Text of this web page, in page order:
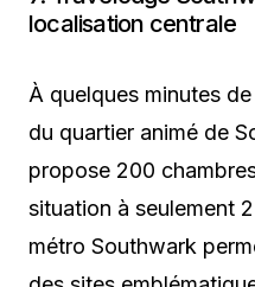
localisation centrale
À quelques minutes
du quartier animé de
propose 200
situation à seulement
métro Southwark